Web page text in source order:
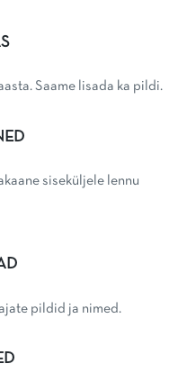
Saame lisada ka pildi.
siseküljele lennu
pildid ja nimed.